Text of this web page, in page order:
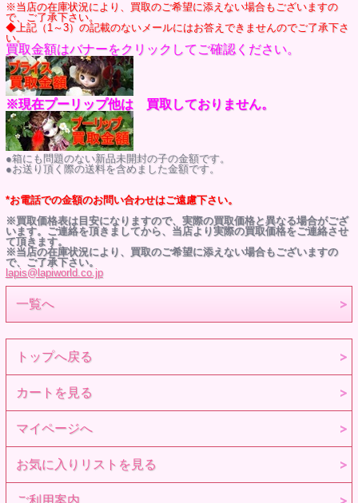
※当店の在庫状況により、買取のご希望に添えない場合もございますの
で、ご了承下さい。
◆上記（1～3）の記載のないメールにはお答えできませんのでご了承下さ
い。
買取金額はバナーをクリックしてご確認ください。
※現在プーリップ他は 買取しておりません。
●箱にも問題のない新品未開封の子の金額です。
●お送り頂く際の送料を含めました金額です。
*お電話での金額のお問い合わせはご遠慮下さい。
※買取価格表は目安になりますので、実際の買取価格と異なる場合がござ
います。ご連絡を頂きましてから、当店より実際の買取価格をご連絡させ
て頂きます。
※当店の在庫状況により、買取のご希望に添えない場合もございますの
で、ご了承下さい。
lapis@lapiworld.co.jp
一覧へ
トップへ戻る
カートを見る
マイページへ
お気に入りリストを見る
ご利用案内